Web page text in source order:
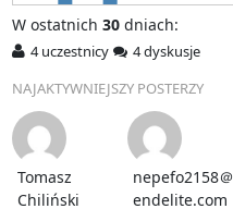
Wostatnich 30dniach:
4 uczestnicy
4 dyskusje
NAJAKTYWNIEJSZY POSTERZY
Tomasz
Chiliński
nepefo2158＠
endelite.com